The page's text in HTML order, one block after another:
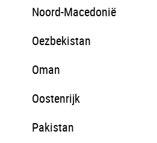
Noord-Macedonië
Oezbekistan
Oman
Oostenrijk
Pakistan